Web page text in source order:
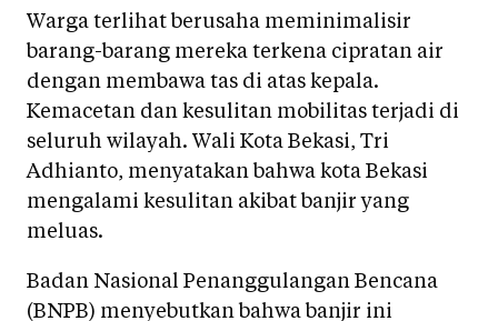
Warga terlihat berusaha meminimalisir
barang-barang mereka terkena cipratan air
dengan membawa tas di atas kepala.
Kemacetan dan kesulitan mobilitas terjadi di
seluruh wilayah. Wali Kota Bekasi, Tri
Adhianto, menyatakan bahwa kota Bekasi
mengalami kesulitan akibat banjir yang
meluas.
Badan Nasional Penanggulangan Bencana
(BNPB) menyebutkan bahwa banjir ini